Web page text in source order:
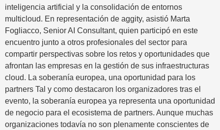
inteligencia artificial y la consolidación de entornos
multicloud. En representación de aggity, asistió Marta
Fogliacco, Senior AI Consultant, quien participó en este
encuentro junto a otros profesionales del sector para
compartir perspectivas sobre los retos y oportunidades que
afrontan las empresas en la gestión de sus infraestructuras
cloud. La soberanía europea, una oportunidad para los
partners Tal y como destacaron los organizadores tras el
evento, la soberanía europea ya representa una oportunidad
de negocio para el ecosistema de partners. Aunque muchas
organizaciones todavía no son plenamente conscientes de